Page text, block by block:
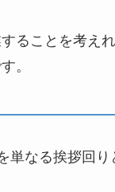
ることを考え
。
単なる挨拶回り